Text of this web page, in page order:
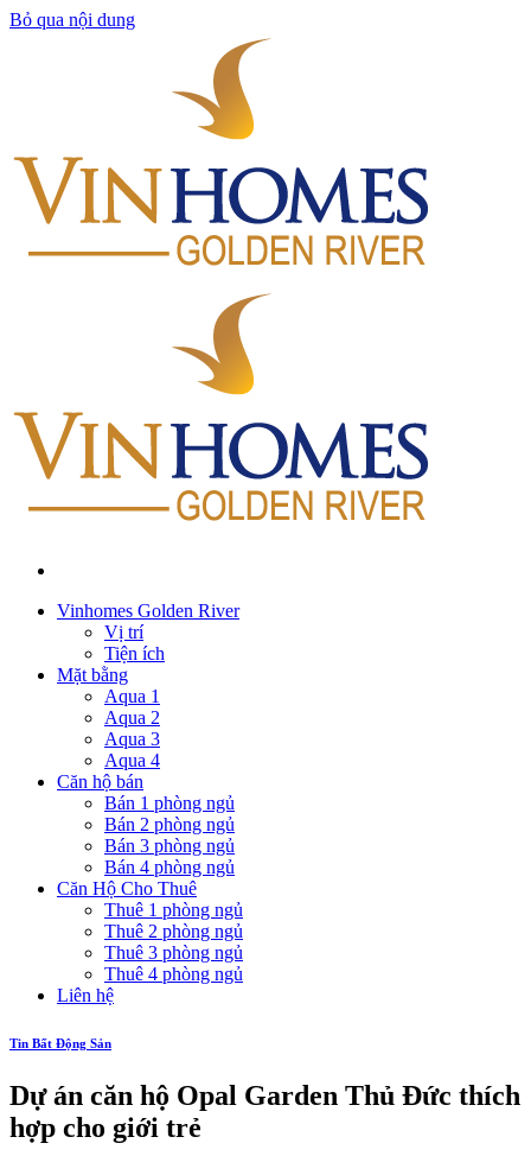
Bỏ qua nội dung
Vinhomes Golden River
Vị trí
Tiện ích
Mặt bằng
Aqua 1
Aqua 2
Aqua 3
Aqua 4
Căn hộ bán
Bán 1 phòng ngủ
Bán 2 phòng ngủ
Bán 3 phòng ngủ
Bán 4 phòng ngủ
Căn Hộ Cho Thuê
Thuê 1 phòng ngủ
Thuê 2 phòng ngủ
Thuê 3 phòng ngủ
Thuê 4 phòng ngủ
Liên hệ
Tin Bất Động Sản
Dự án căn hộ Opal Garden Thủ Đức thích
hợp cho giới trẻ